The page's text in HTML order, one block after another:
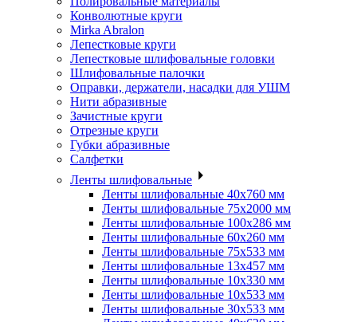
Конволютные круги
Mirka Abralon
Лепестковые круги
Лепестковые шлифовальные головки
Шлифовальные палочки
Оправки, держатели, насадки для УШМ
Нити абразивные
Зачистные круги
Отрезные круги
Губки абразивные
Салфетки
Ленты шлифовальные
Ленты шлифовальные 40х760 мм
Ленты шлифовальные 75х2000 мм
Ленты шлифовальные 100х286 мм
Ленты шлифовальные 60х260 мм
Ленты шлифовальные 75х533 мм
Ленты шлифовальные 13х457 мм
Ленты шлифовальные 10х330 мм
Ленты шлифовальные 10х533 мм
Ленты шлифовальные 30х533 мм